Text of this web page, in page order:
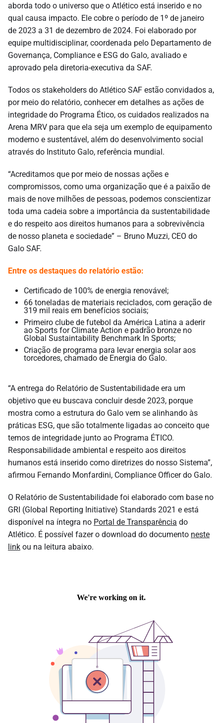
aborda todo o universo que o Atlético está inserido e no
qual causa impacto. Ele cobre o período de 1º de janeiro
de 2023 a 31 de dezembro de 2024. Foi elaborado por
equipe multidisciplinar, coordenada pelo Departamento de
Governança, Compliance e ESG do Galo, avaliado e
aprovado pela diretoria-executiva da SAF.
Todos os stakeholders do Atlético SAF estão convidados a,
por meio do relatório, conhecer em detalhes as ações de
integridade do Programa Ético, os cuidados realizados na
Arena MRV para que ela seja um exemplo de equipamento
moderno e sustentável, além do desenvolvimento social
através do Instituto Galo, referência mundial.
“Acreditamos que por meio de nossas ações e
compromissos, como uma organização que é a paixão de
mais de nove milhões de pessoas, podemos conscientizar
toda uma cadeia sobre a importância da sustentabilidade
e do respeito aos direitos humanos para a sobrevivência
de nosso planeta e sociedade” – Bruno Muzzi, CEO do
Galo SAF.
Entre os destaques do relatório estão:
Certificado de 100% de energia renovável;
66 toneladas de materiais reciclados, com geração de
319 mil reais em benefícios sociais;
Primeiro clube de futebol da América Latina a aderir
ao Sports for Climate Action e padrão bronze no
Global Sustaintability Benchmark In Sports;
Criação de programa para levar energia solar aos
torcedores, chamado de Energia do Galo.
“A entrega do Relatório de Sustentabilidade era um
objetivo que eu buscava concluir desde 2023, porque
mostra como a estrutura do Galo vem se alinhando às
práticas ESG, que são totalmente ligadas ao conceito que
temos de integridade junto ao Programa ÉTICO.
Responsabilidade ambiental e respeito aos direitos
humanos está inserido como diretrizes do nosso Sistema”,
afirmou Fernando Monfardini, Compliance Officer do Galo.
O Relatório de Sustentabilidade foi elaborado com base no
GRI (Global Reporting Initiative) Standards 2021 e está
disponível na íntegra no Portal de Transparência do
Atlético. É possível fazer o download do documento neste
link ou na leitura abaixo.